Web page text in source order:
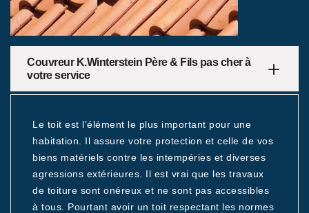
Couvreur K.Winterstein Père & Fils pas cher à
votre service
Le toit est l’élément le plus important pour une
habitation. Il assure votre protection et celle de vos
biens matériels contre les intempéries et diverses
agressions extérieures. Il est vrai que les travaux
de toiture sont onéreux et ne sont pas accessibles
à tous. Pourtant avoir un toit respectant les normes